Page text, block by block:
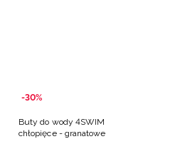
-30%
Buty do wody 4SWIM
chłopięce - granatowe